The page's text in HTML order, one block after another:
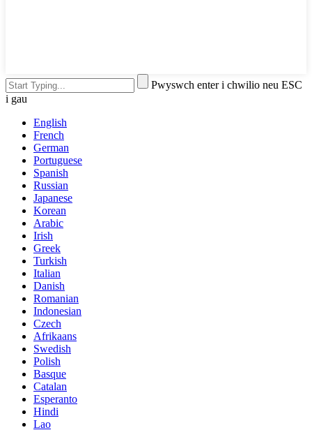
Pwyswch enter i chwilio neu ESC
i gau
English
French
German
Portuguese
Spanish
Russian
Japanese
Korean
Arabic
Irish
Greek
Turkish
Italian
Danish
Romanian
Indonesian
Czech
Afrikaans
Swedish
Polish
Basque
Catalan
Esperanto
Hindi
Lao